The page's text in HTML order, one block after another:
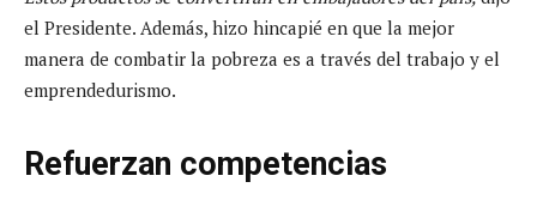
el Presidente. Además, hizo hincapié en que la mejor
manera de combatir la pobreza es a través del trabajo y el
emprendedurismo.
Refuerzan competencias